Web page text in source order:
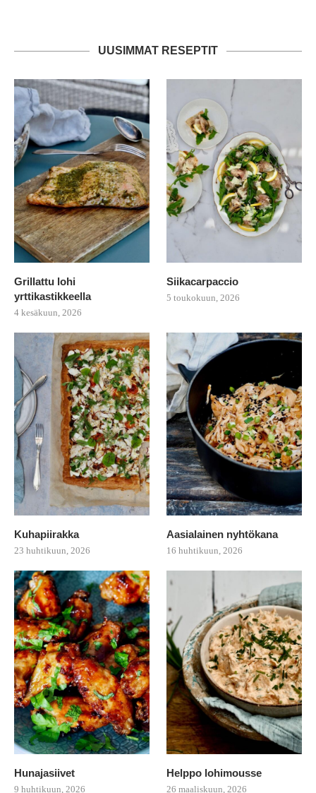
UUSIMMAT RESEPTIT
Grillattu lohi
yrttikastikkeella
4 kesäkuun, 2026
Siikacarpaccio
5 toukokuun, 2026
Kuhapiirakka
23 huhtikuun, 2026
Aasialainen nyhtökana
16 huhtikuun, 2026
Hunajasiivet
9 huhtikuun, 2026
Helppo lohimousse
26 maaliskuun, 2026